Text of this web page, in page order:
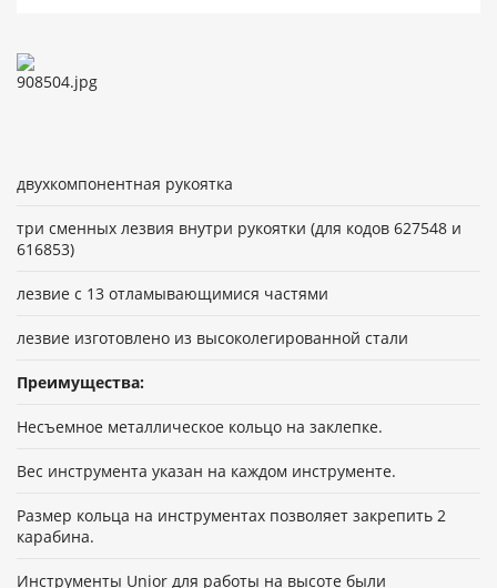
двухкомпонентная рукоятка
три сменных лезвия внутри рукоятки (для кодов 627548 и
616853)
лезвие с 13 отламывающимися частями
лезвие изготовлено из высоколегированной стали
Преимущества:
Несъемное металлическое кольцо на заклепке.
Вес инструмента указан на каждом инструменте.
Размер кольца на инструментах позволяет закрепить 2
карабина.
Инструменты Unior для работы на высоте были